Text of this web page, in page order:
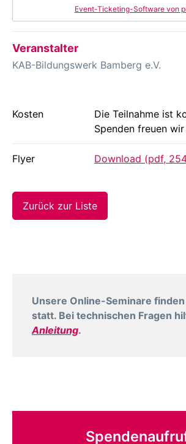
Event-Ticketing-Software von
Veranstalter
KAB-Bildungswerk Bamberg e.V.
Kosten
Die Teilnahme ist
Spenden freuen wir
Flyer Download (pdf,
Zurück zur Liste
Unsere Online-Seminare
statt. Bei technischen Fragen
Anleitung.